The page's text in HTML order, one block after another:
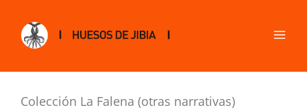
Colección La Falena (otras narrativas)